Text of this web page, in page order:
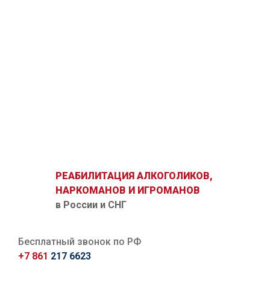
РЕАБИЛИТАЦИЯ АЛКОГОЛИКОВ,
НАРКОМАНОВ И ИГРОМАНОВ
в России и СНГ
Бесплатный звонок по РФ
+7 861 217 6623